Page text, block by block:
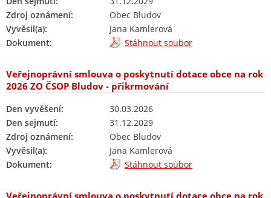
Zdroj oznámení:
Obec Bludov
Vyvěsil(a):
Jana Kamlerová
Dokument:
Stáhnout soubor
Veřejnoprávní smlouva o poskytnutí dotace obce na rok
2026 ZO ČSOP Bludov - přikrmování
Den vyvěšení:
30.03.2026
Den sejmutí:
31.12.2029
Zdroj oznámení:
Obec Bludov
Vyvěsil(a):
Jana Kamlerová
Dokument:
Stáhnout soubor
Veřejnoprávní smlouva o poskytnutí dotace obce na rok